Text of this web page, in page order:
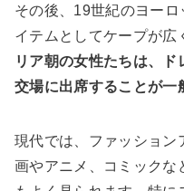
その後、19世紀のヨー
イテムとしてケープが広
リア朝の女性たちは、
交場に出席することが一
現代では、ファッション
画やアニメ、コミックな